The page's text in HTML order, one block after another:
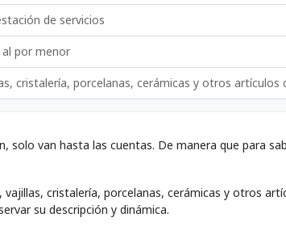
de servicios
por menor
cristalería, porcelanas, cerámicas y otros artículos
solo van hasta las cuentas. De manera que para
vajillas, cristalería, porcelanas, cerámicas y otros
su descripción y dinámica.